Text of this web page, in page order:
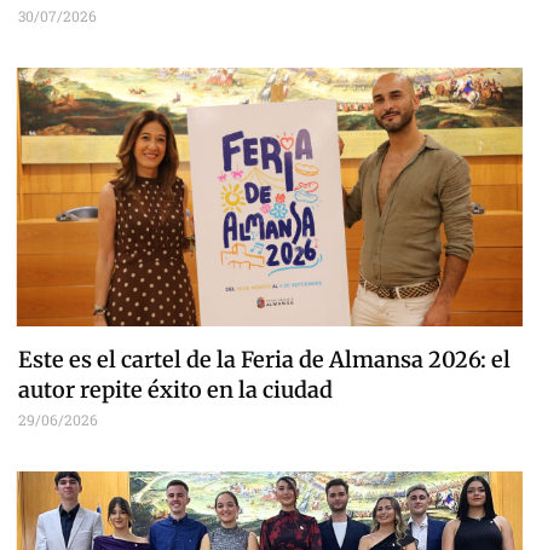
30/07/2026
Este es el cartel de la Feria de Almansa 2026: el
autor repite éxito en la ciudad
29/06/2026